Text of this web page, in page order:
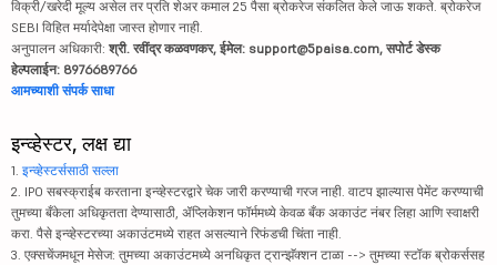
विक्री/खरेदी मूल्य असेल तर प्रति शेअर कमाल 25 पैसा ब्रोकरेज संकलित केले जाऊ शकते. ब्रोकरेज
SEBI विहित मर्यादेपेक्षा जास्त होणार नाही.
अनुपालन अधिकारी: श्री. रवींद्र कळवणकर, ईमेल: support@5paisa.com, सपोर्ट डेस्क
हेल्पलाईन: 8976689766
आमच्याशी संपर्क साधा
इन्व्हेस्टर, लक्ष द्या
1. इन्व्हेस्टर्ससाठी सल्ला
2. IPO सबस्क्राईब करताना इन्व्हेस्टरद्वारे चेक जारी करण्याची गरज नाही. वाटप झाल्यास पेमेंट करण्याची
तुमच्या बँकेला अधिकृतता देण्यासाठी, ॲप्लिकेशन फॉर्ममध्ये केवळ बँक अकाउंट नंबर लिहा आणि स्वाक्षरी
करा. पैसे इन्व्हेस्टरच्या अकाउंटमध्ये राहत असल्याने रिफंडची चिंता नाही.
3. एक्सचेंजमधून मेसेज: तुमच्या अकाउंटमध्ये अनधिकृत ट्रान्झॅक्शन टाळा --> तुमच्या स्टॉक ब्रोकर्ससह